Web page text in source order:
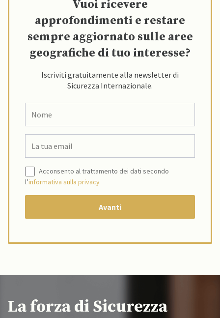
Vuoi ricevere
approfondimenti e restare
sempre aggiornato sulle aree
geografiche di tuo interesse?
Iscriviti gratuitamente alla newsletter di
Sicurezza Internazionale.
Acconsento al trattamento dei dati secondo
l’informativa sulla privacy
La forza di Sicurezza